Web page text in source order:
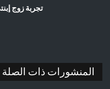
تجربة زوج
المنشورات ذات الصلة